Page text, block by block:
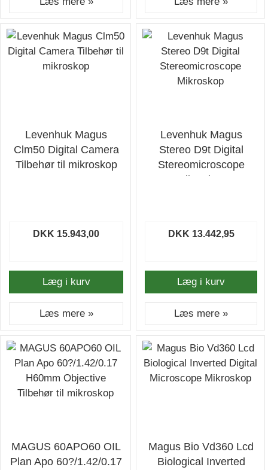
Levenhuk Magus
Clm50 Digital Camera
Tilbehør til mikroskop
DKK 15.943,00
Læg i kurv
Læs mere »
Levenhuk Magus
Stereo D9t Digital
Stereomicroscope
Mikroskop
DKK 13.442,95
Læg i kurv
Læs mere »
MAGUS 60APO60 OIL
Plan Apo 60?/1.42/0.17
Magus Bio Vd360 Lcd
Biological Inverted